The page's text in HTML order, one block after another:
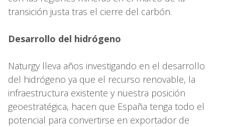
transición justa tras el cierre del carbón.
Desarrollo del hidrógeno
Naturgy lleva años investigando en el desarrollo
del hidrógeno ya que el recurso renovable, la
infraestructura existente y nuestra posición
geoestratégica, hacen que España tenga todo el
potencial para convertirse en exportador de